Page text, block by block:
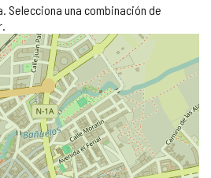
Selecciona una combinación de